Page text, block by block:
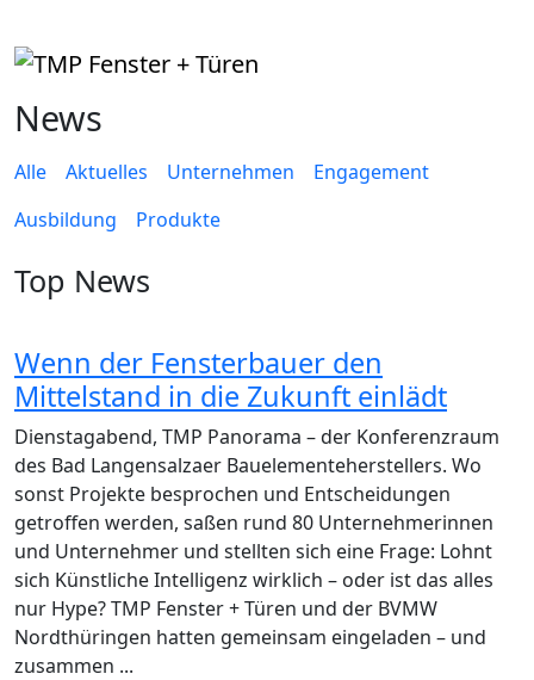
News
Alle Aktuelles Unternehmen
Engagement
Ausbildung
Produkte
Top News
Wenn der Fensterbauer den
Mittelstand in die Zukunft einlädt
Dienstagabend, TMP Panorama – der Konferenzraum
des Bad Langensalzaer Bauelementeherstellers. Wo
sonst Projekte besprochen und Entscheidungen
getroffen werden, saßen rund 80 Unternehmerinnen
und Unternehmer und stellten sich eine Frage: Lohnt
sich Künstliche Intelligenz wirklich – oder ist das alles
nur Hype? TMP Fenster + Türen und der BVMW
Nordthüringen hatten gemeinsam eingeladen – und
zusammen ...